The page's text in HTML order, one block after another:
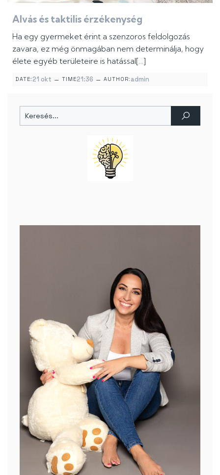
Alvás és taktilis érzékenység
Ha egy gyermeket érint a szenzoros feldolgozás
zavara, ez még önmagában nem determinálja, hogy
élete egyéb területeire is hatással[…]
DATE:21 okt – TIME21:36 – AUTHOR: admin